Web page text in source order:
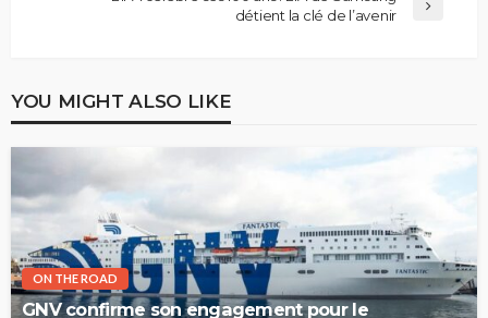
détient la clé de l’avenir
YOU MIGHT ALSO LIKE
ON THE ROAD
GNV confirme son engagement pour le